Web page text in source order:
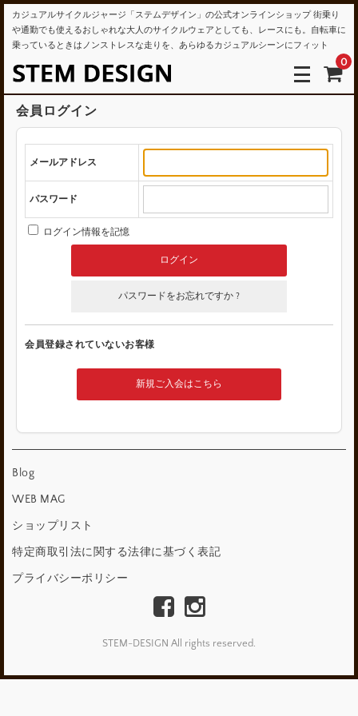
カジュアルサイクルジャージ「ステムデザイン」の公式オンラインショップ 街乗り
や通勤でも使えるおしゃれな大人のサイクルウェアとしても、レースにも。自転車に
乗っているときはノンストレスな走りを、あらゆるカジュアルシーンにフィット
0
会員ログイン
メールアドレス
パスワード
ログイン情報を記憶
パスワードをお忘れですか ?
会員登録されていないお客様
新規ご入会はこちら
Blog
WEB MAG
ショップリスト
特定商取引法に関する法律に基づく表記
プライバシーポリシー
STEM-DESIGN All rights reserved.